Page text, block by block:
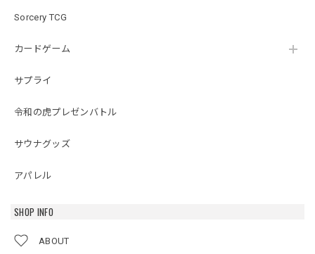
Sorcery TCG
カードゲーム
サプライ
令和の虎プレゼンバトル
サウナグッズ
アパレル
SHOP INFO
ABOUT